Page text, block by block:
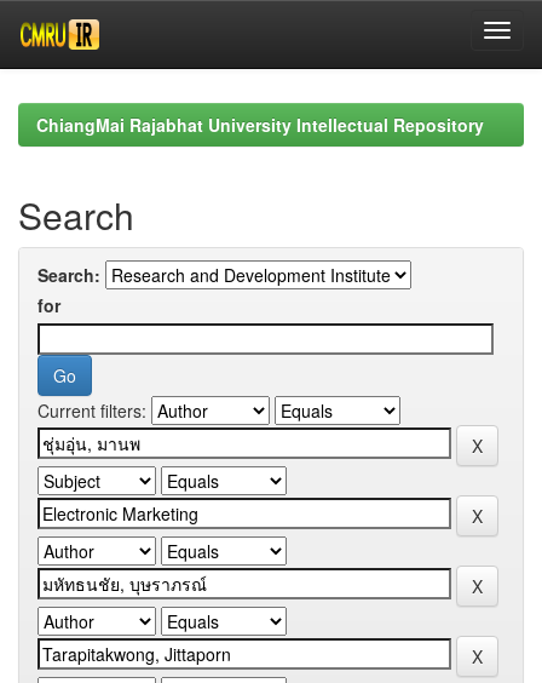
navigationChiangMai Rajabhat University Intellectual Repository
Search
Search:
for
Current filters: